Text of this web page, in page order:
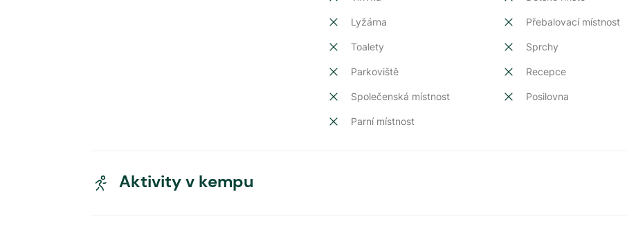
Lyžárna Přebalovací místnost
Toalety Sprchy
Parkoviště Recepce
Společenská místnost Posilovna
Parní místnost
Aktivity v kempu